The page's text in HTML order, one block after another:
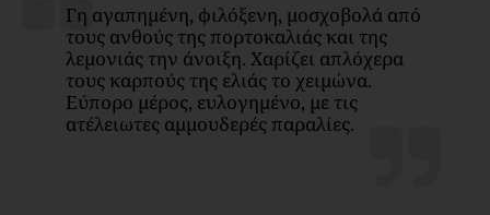
Γη αγαπημένη, φιλόξενη, μοσχοβολά από
τους ανθούς της πορτοκαλιάς και της
λεμονιάς την άνοιξη. Χαρίζει απλόχερα
τους καρπούς της ελιάς το χειμώνα.
Εύπορο μέρος, ευλογημένο, με τις
ατέλειωτες αμμουδερές παραλίες.